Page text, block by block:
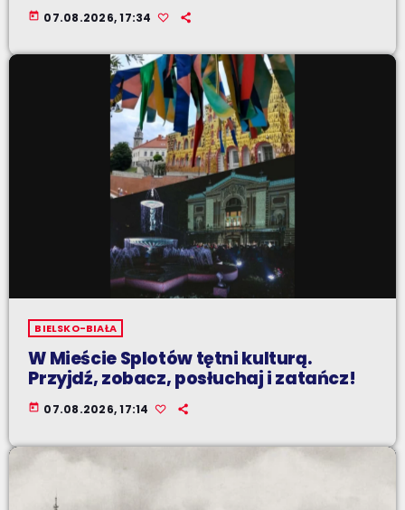
today 07.08.2026, 17:34
BIELSKO-BIAŁA
W Mieście Splotów tętni kulturą.
Przyjdź, zobacz, posłuchaj i zatańcz!
today 07.08.2026, 17:14